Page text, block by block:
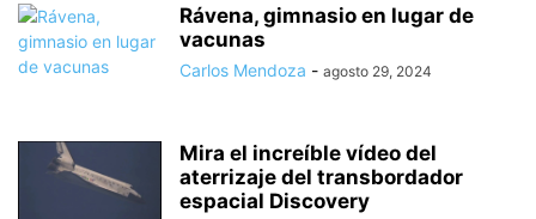
Rávena, gimnasio en lugar de
vacunas
Carlos Mendoza - agosto 29, 2024
Mira el increíble vídeo del
aterrizaje del transbordador
espacial Discovery